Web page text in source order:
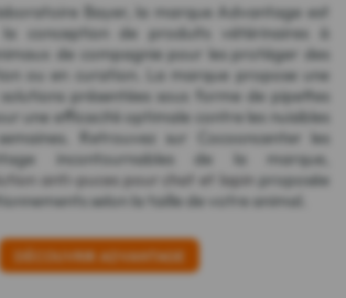
Bayer, la marque Advantage est
la conception de produits vétérinaires à
de compagnie pour les protéger des
ou en curation. La marque propose une
présentées sous forme de pipettes
une efficacité optimale contre les nuisibles
Retrouvez sur Cocooncenter les
incontournables de la marque,
anti-puces pour chat et lapin proposée
selon la taille de votre animal.
DÉCOUVRIR ADVANTAGE